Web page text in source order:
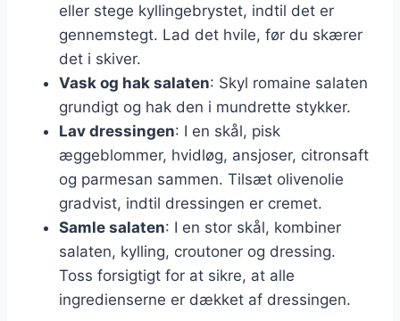
eller stege kyllingebrystet, indtil det er
gennemstegt. Lad det hvile, før du skærer
det i skiver.
Vask og hak salaten: Skyl romaine salaten
grundigt og hak den i mundrette stykker.
Lav dressingen: I en skål, pisk
æggeblommer, hvidløg, ansjoser, citronsaft
og parmesan sammen. Tilsæt olivenolie
gradvist, indtil dressingen er cremet.
Samle salaten: I en stor skål, kombiner
salaten, kylling, croutoner og dressing.
Toss forsigtigt for at sikre, at alle
ingredienserne er dækket af dressingen.